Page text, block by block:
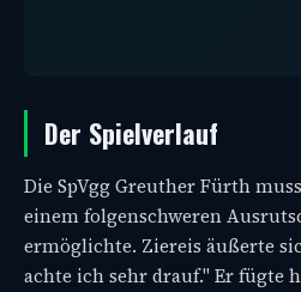
Der Spielverlauf
Die SpVgg Greuther Fürth
einem folgenschweren
ermöglichte. Ziereis äußerte
achte ich sehr drauf." Er fügte